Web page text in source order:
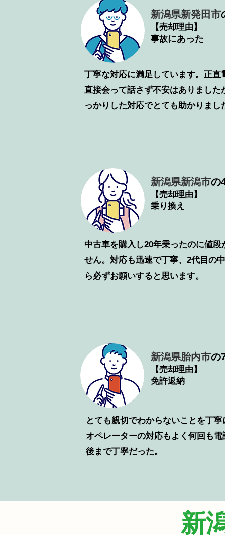
新潟県新発田市
【売却理由】
事故​にあった
丁寧な対応に満足しています。正直
直接会って話さず不安はありました
っかりした対応でとても助かりまし
新潟県新潟市の
【売却理由】
乗り換え
中古車を購入し20年乗ったのに値
せん。対応も迅速で丁寧、2代目の
ら必ずお願いすると思います。
新潟県胎内市の
【売却理由】
免許返納
とても親切でわからないことを丁
オペレーターの対応もよく何回も
後まで丁寧だった。
新